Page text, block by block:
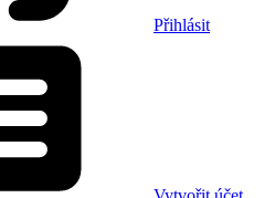
Přihlásit